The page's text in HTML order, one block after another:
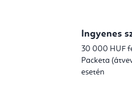
Ingyenes
30 000 HUF
Packeta
esetén